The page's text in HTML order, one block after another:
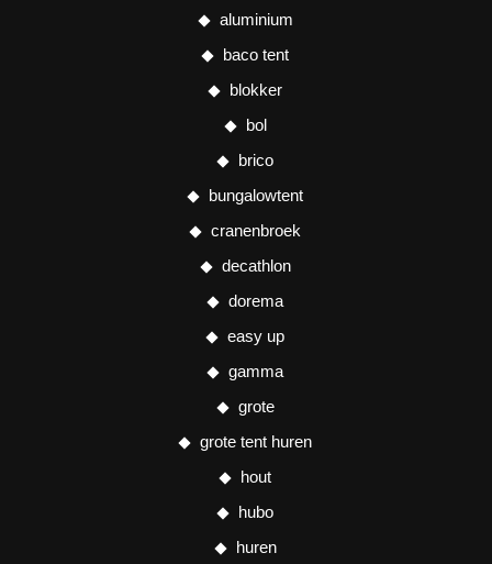
aluminium
baco tent
blokker
bol
brico
bungalowtent
cranenbroek
decathlon
dorema
easy up
gamma
grote
grote tent huren
hout
hubo
huren